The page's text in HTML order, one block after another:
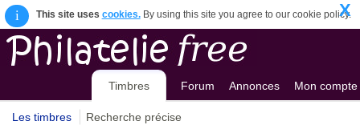
i This site uses cookies.By using this site you agree to our cookie policy.
X
Timbres Forum Annonces Mon compte
Les timbres Recherche précise